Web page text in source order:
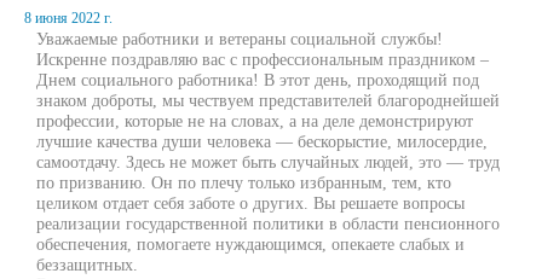
8 июня 2022 г.
Уважаемые работники и ветераны социальной службы!
Искренне поздравляю вас с профессиональным праздником –
Днем социального работника! В этот день, проходящий под
знаком доброты, мы чествуем представителей благороднейшей
профессии, которые не на словах, а на деле демонстрируют
лучшие качества души человека — бескорыстие, милосердие,
самоотдачу. Здесь не может быть случайных людей, это — труд
по призванию. Он по плечу только избранным, тем, кто
целиком отдает себя заботе о других. Вы решаете вопросы
реализации государственной политики в области пенсионного
обеспечения, помогаете нуждающимся, опекаете слабых и
беззащитных.